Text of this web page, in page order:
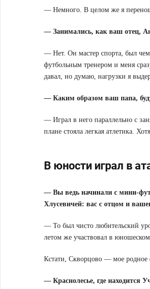
— Немного. В целом же я
— Занимались, как ваш отец,
— Нет. Он мастер спорта, был
футбольным тренером и меня
давал, но думаю, нагрузки я
— Каким образом ваш папа,
— Играл в него параллельно с
плане стояла легкая атлетика.
В юности играл в
— Вы ведь начинали с мини-
Хлусевичей: вас с отцом и
— То был чисто любительский
летом же участвовал в
Кстати, Скворцово — мое родное
— Краснолесье, где находится